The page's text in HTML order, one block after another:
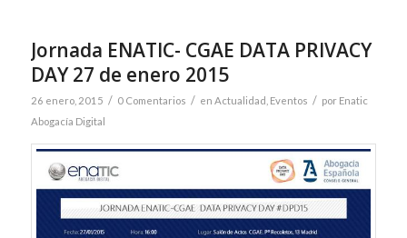
Jornada ENATIC- CGAE DATA PRIVACY
DAY 27 de enero 2015
26 enero, 2015 / 0 Comentarios / en Actualidad Eventos / por Enatic
Abogacía Digital